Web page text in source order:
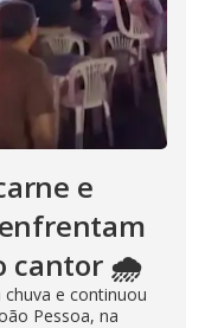
e
enfrentam
cantor 🌧️
e continuou
Pessoa, na